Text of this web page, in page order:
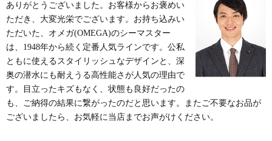
ありがとうございました。お客様からお褒めい
ただき、大変光栄でございます。お持ち込みい
ただいた、オメガ(OMEGA)のシーマスター
は、1948年から続く定番人気ラインです。公私
ともに使えるスタイリッシュなデザインと、深
奥の潜水にも耐えうる高性能さが人気の理由で
す。目立ったキズもなく、状態も良好だったの
も、ご納得の結果に繋がったのだと思います。またご不要なお品が
ございましたら、お気軽に当店までお声がけください。